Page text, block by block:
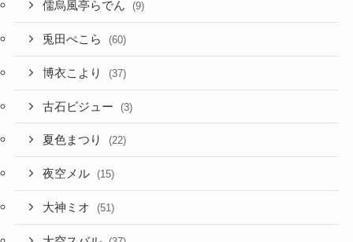
儒烏風亭らでん (9)
兎田ぺこら (60)
博衣こより (37)
古石ビジュー (3)
夏色まつり (22)
夜空メル (15)
大神ミオ (51)